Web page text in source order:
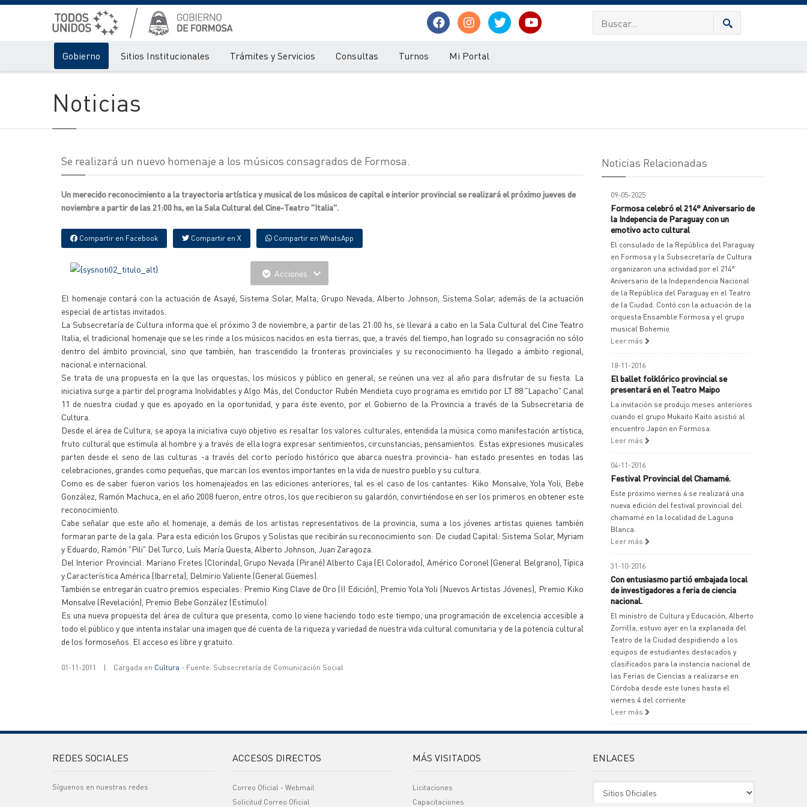
Gobierno Sitios Institucionales Trámites y Servicios Consultas Turnos Mi Portal
Noticias
Se realizará un nuevo homenaje a los músicos consagrados de Formosa.
Un merecido reconocimiento a la trayectoria artística y musical de los músicos de capital e interior provincial se realizará el próximo jueves de
noviembre a partir de las 21:00 hs, en la Sala Cultural del Cine-Teatro "Italia".
Compartir en Facebook Compartir en X Compartir en WhatsApp
Acciones
El homenaje contará con la actuación de Asayé, Sistema Solar, Malta, Grupo Nevada, Alberto Johnson, Sistema Solar, además de la actuación
especial de artistas invitados.
La Subsecretaría de Cultura informa que el próximo 3 de noviembre, a partir de las 21:00 hs, se llevará a cabo en la Sala Cultural del Cine Teatro
Italia, el tradicional homenaje que se les rinde a los músicos nacidos en esta tierras, que, a través del tiempo, han logrado su consagración no sólo
dentro del ámbito provincial, sino que también, han trascendido la fronteras provinciales y su reconocimiento ha llegado a ámbito regional,
nacional e internacional.
Se trata de una propuesta en la que las orquestas, los músicos y público en general, se reúnen una vez al año para disfrutar de su fiesta. La
iniciativa surge a partir del programa Inolvidables y Algo Más, del Conductor Rubén Mendieta cuyo programa es emitido por LT 88 "Lapacho" Canal
11 de nuestra ciudad y que es apoyado en la oportunidad, y para éste evento, por el Gobierno de la Provincia a través de la Subsecretaria de
Cultura.
Desde el área de Cultura, se apoya la iniciativa cuyo objetivo es resaltar los valores culturales, entendida la música como manifestación artística,
fruto cultural que estimula al hombre y a través de ella logra expresar sentimientos, circunstancias, pensamientos. Estas expresiones musicales
parten desde el seno de las culturas -a través del corto período histórico que abarca nuestra provincia- han estado presentes en todas las
celebraciones, grandes como pequeñas, que marcan los eventos importantes en la vida de nuestro pueblo y su cultura.
Como es de saber fueron varios los homenajeados en las ediciones anteriores, tal es el caso de los cantantes: Kiko Monsalve, Yola Yoli, Bebe
González, Ramón Machuca, en el año 2008 fueron, entre otros, los que recibieron su galardón, convirtiéndose en ser los primeros en obtener este
reconocimiento.
Cabe señalar que este año el homenaje, a demás de los artistas representativos de la provincia, suma a los jóvenes artistas quienes también
formaran parte de la gala. Para esta edición los Grupos y Solistas que recibirán su reconocimiento son: De ciudad Capital: Sistema Solar, Myriam
y Eduardo, Ramón "Pili" Del Turco, Luís María Questa, Alberto Johnson, Juan Zaragoza.
Del Interior Provincial: Mariano Fretes (Clorinda), Grupo Nevada (Pirané) Alberto Caja (El Colorado), Américo Coronel (General Belgrano), Típica
y Característica América (Ibarreta), Delmirio Valiente (General Güemes).
También se entregarán cuatro premios especiales: Premio King Clave de Oro (II Edición), Premio Yola Yoli (Nuevos Artistas Jóvenes), Premio Kiko
Monsalve (Revelación), Premio Bebe González (Estímulo).
Es una nueva propuesta del área de cultura que presenta, como lo viene haciendo todo este tiempo, una programación de excelencia accesible a
todo el público y que intenta instalar una imagen que dé cuenta de la riqueza y variedad de nuestra vida cultural comunitaria y de la potencia cultural
de los formoseños. El acceso es libre y gratuito.
01-11-2011 | Cargada en Cultura - Fuente: Subsecretaría de Comunicación Social
Noticias Relacionadas
09-05-2025
Formosa celebró el 214° Aniversario de
la Indepencia de Paraguay con un
emotivo acto cultural
El consulado de la República del Paraguay
en Formosa y la Subsecretaría de Cultura
organizaron una actividad por el 214°
Aniversario de la Independencia Nacional
de la República del Paraguay en el Teatro
de la Ciudad. Contó con la actuación de la
orquesta Ensamble Formosa y el grupo
musical Bohemio
Leer más
18-11-2016
El ballet folklórico provincial se
presentará en el Teatro Maipo
La invitación se produjo meses anteriores
cuando el grupo Mukaito Kaito asistió al
encuentro Japón en Formosa.
Leer más
04-11-2016
Festival Provincial del Chamamé.
Este próximo viernes 4 se realizará una
nueva edición del festival provincial del
chamamé en la localidad de Laguna
Blanca.
Leer más
31-10-2016
Con entusiasmo partió embajada local
de investigadores a feria de ciencia
nacional.
El ministro de Cultura y Educación, Alberto
Zorrilla, estuvo ayer en la explanada del
Teatro de la Ciudad despidiendo a los
equipos de estudiantes destacados y
clasificados para la instancia nacional de
las Ferias de Ciencias a realizarse en
Córdoba desde este lunes hasta el
viernes 4 del corriente
Leer más
REDES SOCIALES
Síguenos en nuestras redes
ACCESOS DIRECTOS
Correo Oficial - Webmail
Solicitud Correo Oficial
MÁS VISITADOS
Licitaciones
Capacitaciones
ENLACES